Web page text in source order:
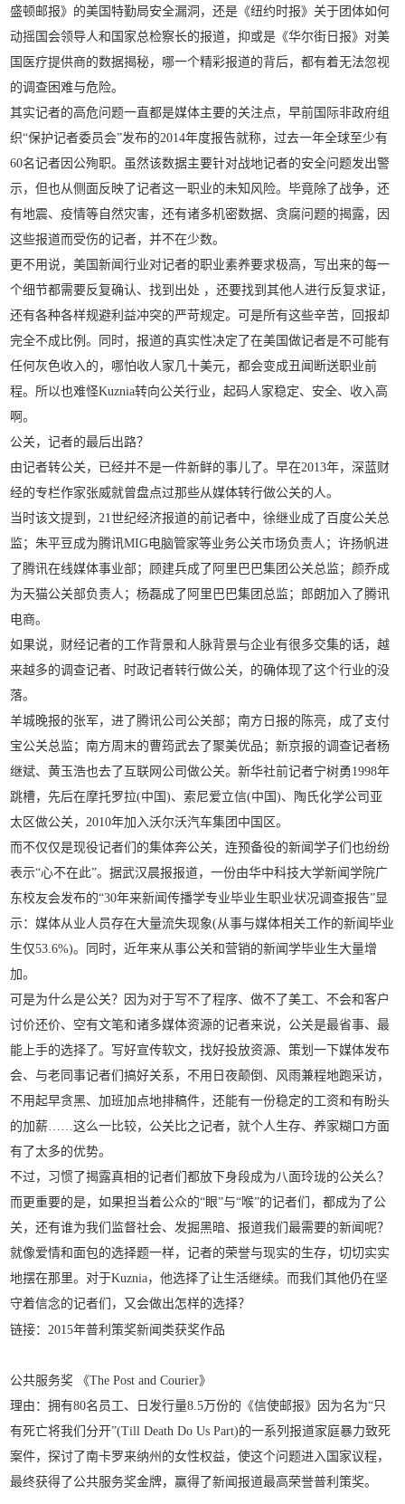
盛顿邮报》的美国特勤局安全漏洞，还是《纽约时报》关于团体如何
动摇国会领导人和国家总检察长的报道，抑或是《华尔街日报》对美
国医疗提供商的数据揭秘，哪一个精彩报道的背后，都有着无法忽视
的调查困难与危险。
其实记者的高危问题一直都是媒体主要的关注点，早前国际非政府组
织“保护记者委员会”发布的2014年度报告就称，过去一年全球至少有
60名记者因公殉职。虽然该数据主要针对战地记者的安全问题发出警
示，但也从侧面反映了记者这一职业的未知风险。毕竟除了战争，还
有地震、疫情等自然灾害，还有诸多机密数据、贪腐问题的揭露，因
这些报道而受伤的记者，并不在少数。
更不用说，美国新闻行业对记者的职业素养要求极高，写出来的每一
个细节都需要反复确认、找到出处 ，还要找到其他人进行反复求证，
还有各种各样规避利益冲突的严苛规定。可是所有这些辛苦，回报却
完全不成比例。同时，报道的真实性决定了在美国做记者是不可能有
任何灰色收入的，哪怕收人家几十美元，都会变成丑闻断送职业前
程。所以也难怪Kuznia转向公关行业，起码人家稳定、安全、收入高
啊。
公关，记者的最后出路？
由记者转公关，已经并不是一件新鲜的事儿了。早在2013年，深蓝财
经的专栏作家张威就曾盘点过那些从媒体转行做公关的人。
当时该文提到，21世纪经济报道的前记者中，徐继业成了百度公关总
监；朱平豆成为腾讯MIG电脑管家等业务公关市场负责人；许扬帆进
了腾讯在线媒体事业部；顾建兵成了阿里巴巴集团公关总监；颜乔成
为天猫公关部负责人；杨磊成了阿里巴巴集团总监；郎朗加入了腾讯
电商。
如果说，财经记者的工作背景和人脉背景与企业有很多交集的话，越
来越多的调查记者、时政记者转行做公关，的确体现了这个行业的没
落。
羊城晚报的张军，进了腾讯公司公关部；南方日报的陈亮，成了支付
宝公关总监；南方周末的曹筠武去了聚美优品；新京报的调查记者杨
继斌、黄玉浩也去了互联网公司做公关。新华社前记者宁树勇1998年
跳槽，先后在摩托罗拉(中国)、索尼爱立信(中国)、陶氏化学公司亚
太区做公关，2010年加入沃尔沃汽车集团中国区。
而不仅仅是现役记者们的集体奔公关，连预备役的新闻学子们也纷纷
表示“心不在此”。据武汉晨报报道，一份由华中科技大学新闻学院广
东校友会发布的“30年来新闻传播学专业毕业生职业状况调查报告”显
示：媒体从业人员存在大量流失现象(从事与媒体相关工作的新闻毕业
生仅53.6%)。同时，近年来从事公关和营销的新闻学毕业生大量增
加。
可是为什么是公关？因为对于写不了程序、做不了美工、不会和客户
讨价还价、空有文笔和诸多媒体资源的记者来说，公关是最省事、最
能上手的选择了。写好宣传软文，找好投放资源、策划一下媒体发布
会、与老同事记者们搞好关系，不用日夜颠倒、风雨兼程地跑采访，
不用起早贪黑、加班加点地排稿件，还能有一份稳定的工资和有盼头
的加薪……这么一比较，公关比之记者，就个人生存、养家糊口方面
有了太多的优势。
不过，习惯了揭露真相的记者们都放下身段成为八面玲珑的公关么？
而更重要的是，如果担当着公众的“眼”与“喉”的记者们，都成为了公
关，还有谁为我们监督社会、发掘黑暗、报道我们最需要的新闻呢？
就像爱情和面包的选择题一样，记者的荣誉与现实的生存，切切实实
地摆在那里。对于Kuznia，他选择了让生活继续。而我们其他仍在坚
守着信念的记者们，又会做出怎样的选择？
链接：2015年普利策奖新闻类获奖作品
公共服务奖 《The Post and Courier》
理由：拥有80名员工、日发行量8.5万份的《信使邮报》因为名为“只
有死亡将我们分开”(Till Death Do Us Part)的一系列报道家庭暴力致死
案件，探讨了南卡罗来纳州的女性权益，使这个问题进入国家议程，
最终获得了公共服务奖金牌，赢得了新闻报道最高荣誉普利策奖。